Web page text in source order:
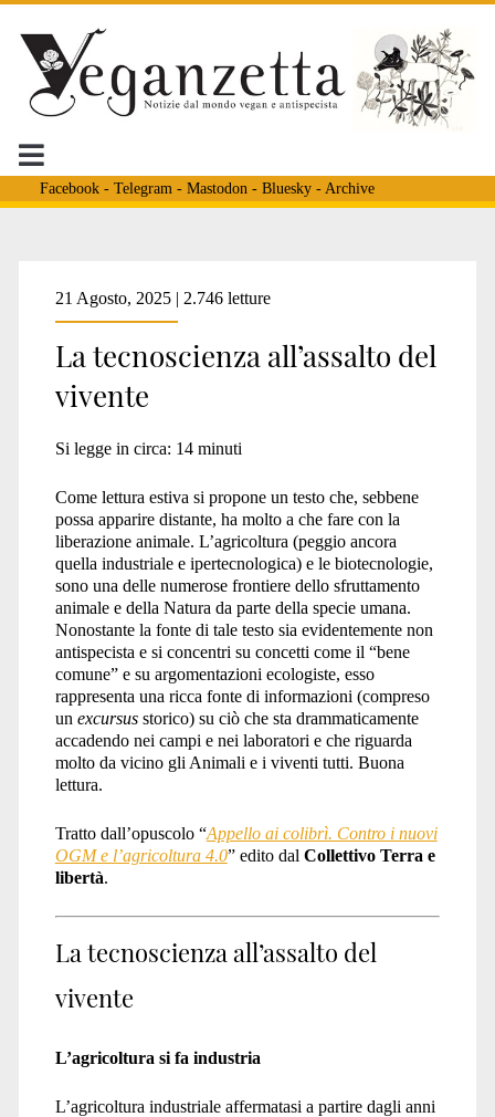
Facebook- Telegram - Mastodon - Bluesky- Archive
Tag:
<span>OGM</span>
21 Agosto, 2025 | 2.746 letture
La tecnoscienza all’assalto del
vivente
Si legge in circa: 14 minuti
Come lettura estiva si propone un testo che, sebbene
possa apparire distante, ha molto a che fare con la
liberazione animale. L’agricoltura (peggio ancora
quella industriale e ipertecnologica) e le biotecnologie,
sono una delle numerose frontiere dello sfruttamento
animale e della Natura da parte della specie umana.
Nonostante la fonte di tale testo sia evidentemente non
antispecista e si concentri su concetti come il “bene
comune” e su argomentazioni ecologiste, esso
rappresenta una ricca fonte di informazioni (compreso
un excursusstorico) su ciò che sta drammaticamente
accadendo nei campi e nei laboratori e che riguarda
molto da vicino gli Animali e i viventi tutti. Buona
lettura.
Tratto dall’opuscolo “Appello ai colibrì. Contro i nuovi
OGM e l’agricoltura 4.0” edito dal Collettivo Terra e
libertà.
La tecnoscienza all’assalto del
vivente
L’agricoltura si fa industria
L’agricoltura industriale affermatasi a partire dagli anni